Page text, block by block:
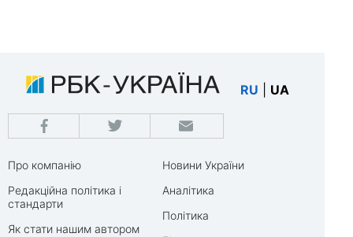
RU UA
Про компанію
Редакційна політика і
стандарти
Як стати нашим автором
Новини України
Аналітика
Політика